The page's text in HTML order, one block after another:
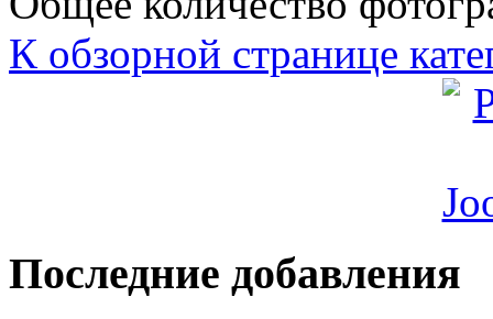
К обзорной странице
Последние добавления